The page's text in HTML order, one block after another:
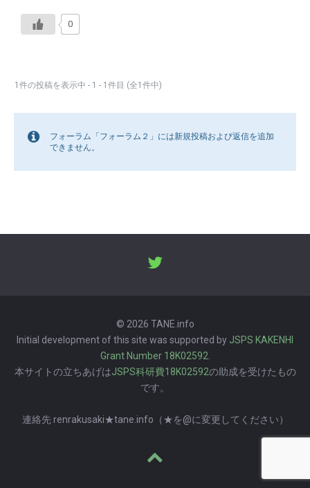
0
1件の投稿を表示中 - 1 - 1件目 (全1件中)
フォーラム「フォーラム２」には新規投稿および返信を追加
できません。
© 2026 TANE.info
Initial development of this site was supported by JSPS KAKENHI
Grant Number 18K02592
本サイトの立ちあげはJSPS科研費18K02592の助成を受けたもの
です。
連絡先 renrakusaki★tane.info（★を@に変更してください）